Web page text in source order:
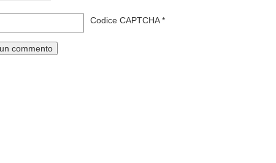
Codice CAPTCHA*